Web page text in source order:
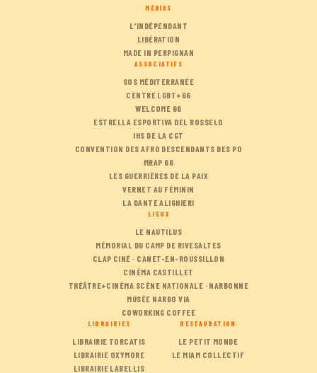
MÉDIAS
L'INDÉPENDANT
LIBÉRATION
MADE IN PERPIGNAN
ASSOCIATIFS
SOS MÉDITERRANÉE
CENTRE LGBT+66
WELCOME 66
ESTRELLA ESPORTIVA DEL ROSSELO
IHS DE LA CGT
CONVENTION DES AFRO DESCENDANTS DES PO
MRAP 66
LES GUERRIÈRES DE LA PAIX
VERNET AU FÉMININ
LA DANTE ALIGHIERI
LIEUX
LE NAUTILUS
MÉMORIAL DU CAMP DE RIVESALTES
CLAP CINÉ · CANET-EN-ROUSSILLON
CINÉMA CASTILLET
THÉÂTRE+CINÉMA SCÈNE NATIONALE · NARBONNE
MUSÉE NARBO VIA
COWORKING COFFEE
LIBRAIRIES
LIBRAIRIE TORCATIS
LIBRAIRIE OXYMORE
LIBRAIRIE LABELLIS
RESTAURATION
LE PETIT MONDE
LE MIAM COLLECTIF